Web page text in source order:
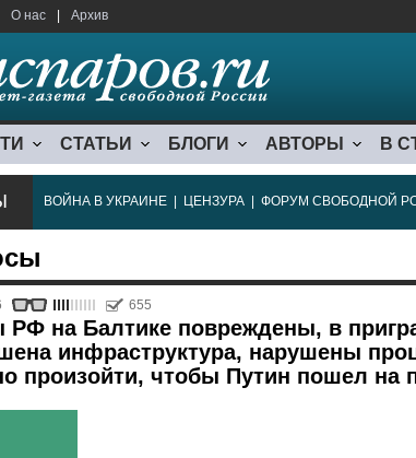
О нас Архив
СТАТЬИ БЛОГИ АВТОРЫ В
ВОЙНА В УКРАИНЕ ЦЕНЗУРА ФОРУМ СВОБОДНОЙ
655
РФ на Балтике повреждены, в
инфраструктура, нарушены
произойти, чтобы Путин пошел на